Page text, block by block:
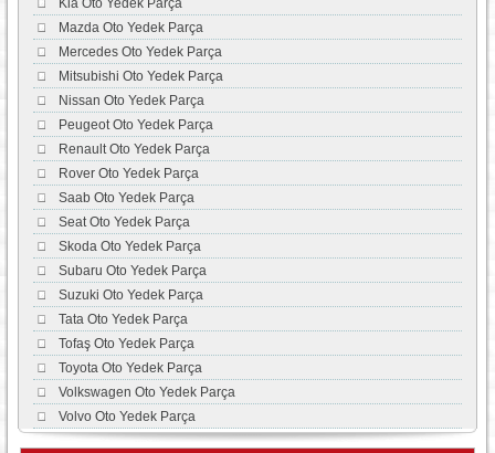
Kia Oto Yedek Parça
Mazda Oto Yedek Parça
Mercedes Oto Yedek Parça
Mitsubishi Oto Yedek Parça
Nissan Oto Yedek Parça
Peugeot Oto Yedek Parça
Renault Oto Yedek Parça
Rover Oto Yedek Parça
Saab Oto Yedek Parça
Seat Oto Yedek Parça
Skoda Oto Yedek Parça
Subaru Oto Yedek Parça
Suzuki Oto Yedek Parça
Tata Oto Yedek Parça
Tofaş Oto Yedek Parça
Toyota Oto Yedek Parça
Volkswagen Oto Yedek Parça
Volvo Oto Yedek Parça